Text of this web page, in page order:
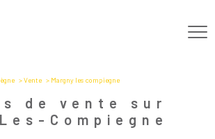
Vente Margny les compiegne
de vente sur
Compiegne